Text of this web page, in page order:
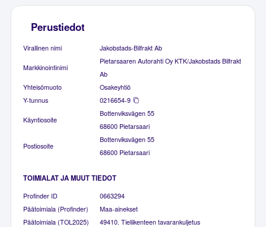
Perustiedot
Virallinen nimi Jakobstads-Bilfrakt Ab
Markkinointinimi
Pietarsaaren Autorahti Oy KTK/Jakobstads Bilfrakt
Ab
Yhteisömuoto
Osakeyhtiö
Y-tunnus
0216654-9
Käyntiosoite
Bottenviksvägen 55
68600 Pietarsaari
Postiosoite
Bottenviksvägen 55
68600 Pietarsaari
TOIMIALAT JA MUUT TIEDOT
Profinder ID
0663294
Päätoimiala (Profinder)
Maa-ainekset
Päätoimiala (TOL2025)
49410. Tieliikenteen tavarankuljetus